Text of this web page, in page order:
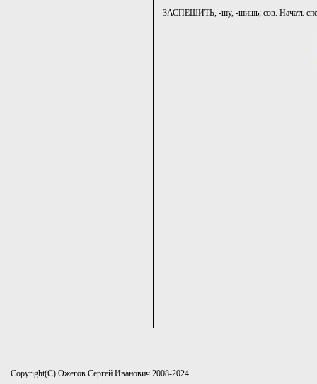
ЗАСПЕШИТЬ, -шу, -шишь; сов. Начать
Copyright(C) Ожегов Сергей Иванович 2008-2024